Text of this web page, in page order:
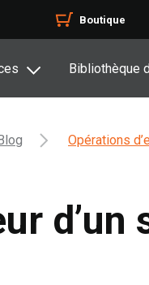
Boutique
Bibliothèque
Opérations